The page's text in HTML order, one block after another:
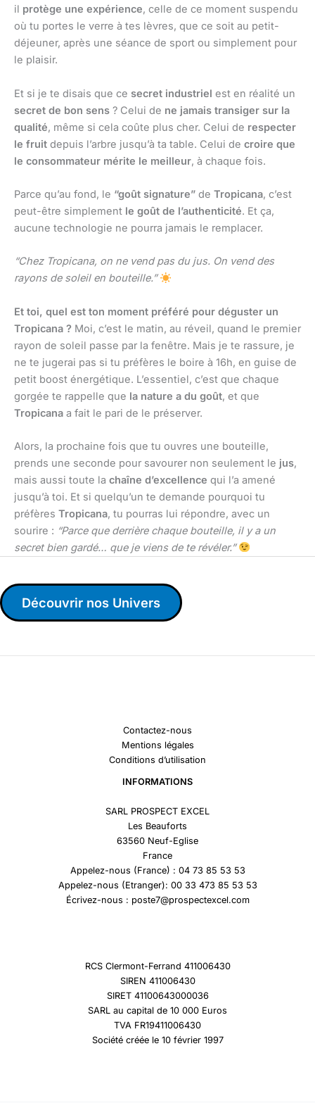
il protège une expérience, celle de ce moment suspendu
où tu portes le verre à tes lèvres, que ce soit au petit-
déjeuner, après une séance de sport ou simplement pour
le plaisir.
Et si je te disais que ce secret industriel est en réalité un
secret de bon sens ? Celui de ne jamais transiger sur la
qualité, même si cela coûte plus cher. Celui de respecter
le fruit depuis l’arbre jusqu’à ta table. Celui de croire que
le consommateur mérite le meilleur, à chaque fois.
Parce qu’au fond, le “goût signature” de Tropicana, c’est
peut-être simplement le goût de l’authenticité. Et ça,
aucune technologie ne pourra jamais le remplacer.
“Chez Tropicana, on ne vend pas du jus. On vend des
rayons de soleil en bouteille.”
Et toi, quel est ton moment préféré pour déguster un
Tropicana ? Moi, c’est le matin, au réveil, quand le premier
rayon de soleil passe par la fenêtre. Mais je te rassure, je
ne te jugerai pas si tu préfères le boire à 16h, en guise de
petit boost énergétique. L’essentiel, c’est que chaque
gorgée te rappelle que la nature a du goût, et que
Tropicana a fait le pari de le préserver.
Alors, la prochaine fois que tu ouvres une bouteille,
prends une seconde pour savourer non seulement le jus,
mais aussi toute la chaîne d’excellence qui l’a amené
jusqu’à toi. Et si quelqu’un te demande pourquoi tu
préfères Tropicana, tu pourras lui répondre, avec un
sourire : “Parce que derrière chaque bouteille, il y a un
secret bien gardé… que je viens de te révéler.”
Découvrir nos Univers
Contactez-nous
Mentions légales
Conditions d’utilisation
INFORMATIONS
SARL PROSPECT EXCEL
Les Beauforts
63560 Neuf-Eglise
France
Appelez-nous (France) : 04 73 85 53 53
Appelez-nous (Etranger): 00 33 473 85 53 53
Écrivez-nous : poste7@prospectexcel.com
RCS Clermont-Ferrand 411006430
SIREN 411006430
SIRET 41100643000036
SARL au capital de 10 000 Euros
TVA FR19411006430
Société créée le 10 février 1997